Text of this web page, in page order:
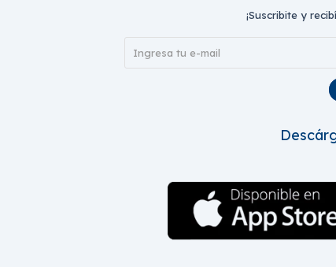
¡Suscribite y